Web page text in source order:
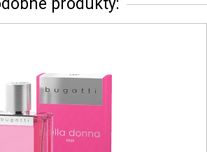
produkty: